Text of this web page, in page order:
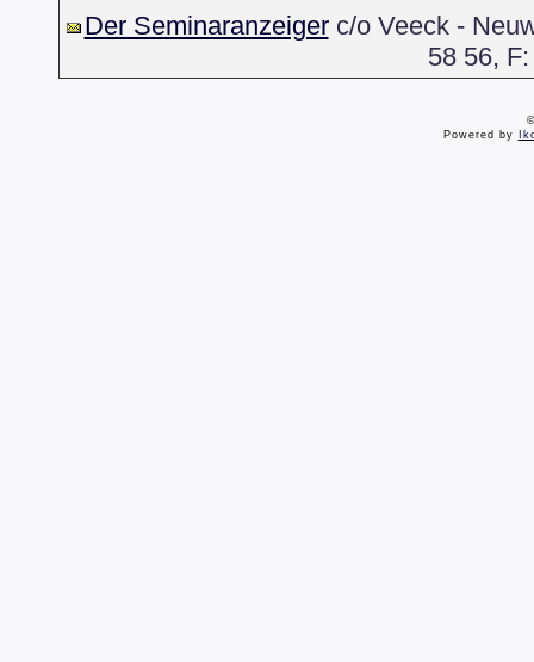
Der Seminaranzeigerc/o Veeck -
58 56,
Powered by